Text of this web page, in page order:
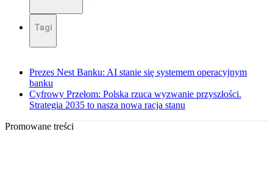
Tagi
Prezes Nest Banku: AI stanie się systemem operacyjnym
banku
Cyfrowy Przełom: Polska rzuca wyzwanie przyszłości.
Strategia 2035 to nasza nowa racja stanu
Promowane treści